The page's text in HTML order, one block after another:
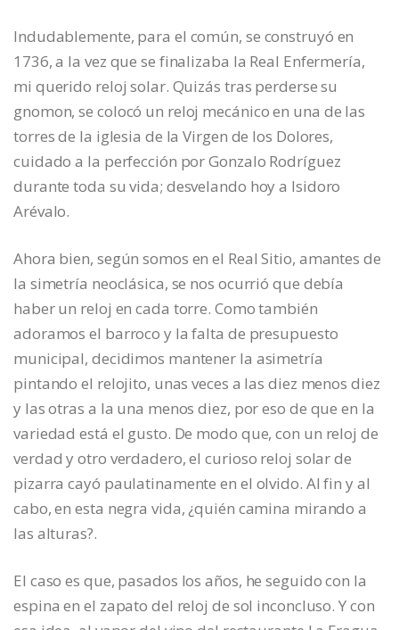
Indudablemente, para el común, se construyó en
1736, a la vez que se finalizaba la Real Enfermería,
mi querido reloj solar. Quizás tras perderse su
gnomon, se colocó un reloj mecánico en una de las
torres de la iglesia de la Virgen de los Dolores,
cuidado a la perfección por Gonzalo Rodríguez
durante toda su vida; desvelando hoy a Isidoro
Arévalo.
Ahora bien, según somos en el Real Sitio, amantes de
la simetría neoclásica, se nos ocurrió que debía
haber un reloj en cada torre. Como también
adoramos el barroco y la falta de presupuesto
municipal, decidimos mantener la asimetría
pintando el relojito, unas veces a las diez menos diez
y las otras a la una menos diez, por eso de que en la
variedad está el gusto. De modo que, con un reloj de
verdad y otro verdadero, el curioso reloj solar de
pizarra cayó paulatinamente en el olvido. Al fin y al
cabo, en esta negra vida, ¿quién camina mirando a
las alturas?.
El caso es que, pasados los años, he seguido con la
espina en el zapato del reloj de sol inconcluso. Y con